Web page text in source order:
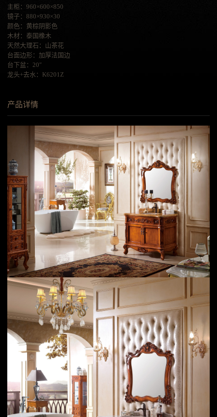
主柜：960×600×850
镜子：880×930×30
颜色：黄棕阴影色
木材：泰国橡木
天然大理石：山茶花
台面边形：加厚法国边
台下盆：20″
龙头+去水：K6201Z
产品详情